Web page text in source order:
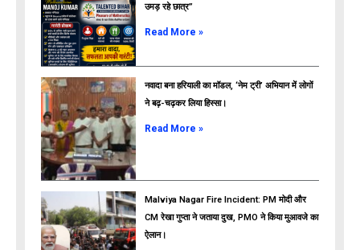
ads
उमड़ रहे छात्र”
Read More »
नवादा बना हरियाली का मॉडल, ‘नेम ट्री’ अभियान में लोगों
ने बढ़-चढ़कर लिया हिस्सा।
Read More »
Malviya Nagar Fire Incident: PM मोदी और
CM रेखा गुप्ता ने जताया दुख, PMO ने किया मुआवजे का
ऐलान।